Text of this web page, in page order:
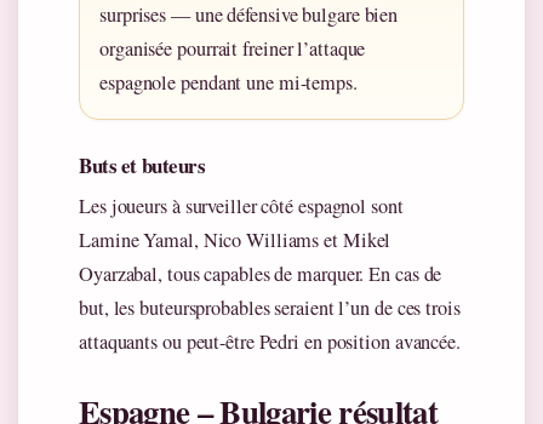
surprises — une défensive bulgare bien
organisée pourrait freiner l’attaque
espagnole pendant une mi-temps.
Buts et buteurs
Les joueurs à surveiller côté espagnol sont
Lamine Yamal, Nico Williams et Mikel
Oyarzabal, tous capables de marquer. En cas de
but, les buteursprobables seraient l’un de ces trois
attaquants ou peut-être Pedri en position avancée.
Espagne – Bulgarie résultat